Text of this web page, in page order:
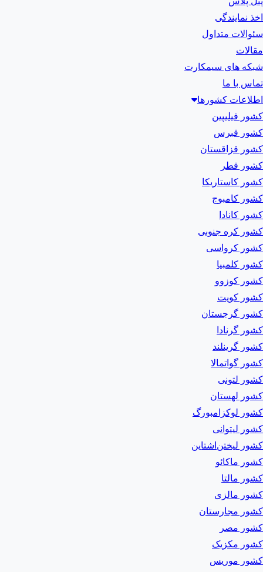
اخذ نمایندگی
سئوالات متداول
مقالات
شبکه های سیمکارت
تماس با ما
اطلاعات کشورها
کشور فیلیپین
کشور قبرس
کشور قزاقستان
کشور قطر
کشور کاستاریکا
کشور کامبوج
کشور کانادا
کشور کره جنوبی
کشور کرواسی
کشور کلمبیا
کشور کوزوو
کشور کویت
کشور گرجستان
کشور گرنادا
کشور گرینلند
کشور گواتمالا
کشور لتونی
کشور لهستان
کشور لوکزامبورگ
کشور لیتوانی
کشور لیختن‌اشتاین
کشور ماکائو
کشور مالتا
کشور مالزی
کشور مجارستان
کشور مصر
کشور مکزیک
کشور موریس